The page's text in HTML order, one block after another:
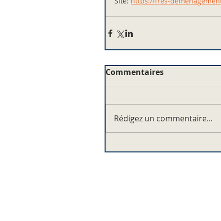
Commentaires
Rédigez un commentaire...